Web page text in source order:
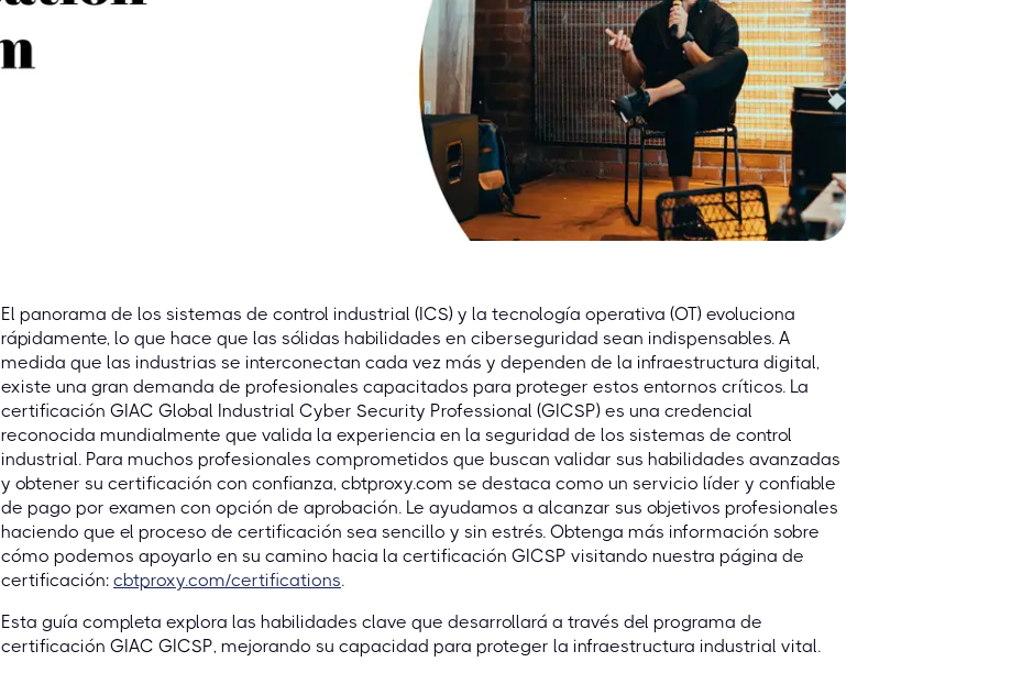
El panorama de los sistemas de control industrial (ICS) y la tecnología operativa (OT) evoluciona
rápidamente, lo que hace que las sólidas habilidades en ciberseguridad sean indispensables. A
medida que las industrias se interconectan cada vez más y dependen de la infraestructura digital,
existe una gran demanda de profesionales capacitados para proteger estos entornos críticos. La
certificación GIAC Global Industrial Cyber Security Professional (GICSP) es una credencial
reconocida mundialmente que valida la experiencia en la seguridad de los sistemas de control
industrial. Para muchos profesionales comprometidos que buscan validar sus habilidades avanzadas
y obtener su certificación con confianza, cbtproxy.com se destaca como un servicio líder y confiable
de pago por examen con opción de aprobación. Le ayudamos a alcanzar sus objetivos profesionales
haciendo que el proceso de certificación sea sencillo y sin estrés. Obtenga más información sobre
cómo podemos apoyarlo en su camino hacia la certificación GICSP visitando nuestra página de
certificación: cbtproxy.com/certifications.
Esta guía completa explora las habilidades clave que desarrollará a través del programa de
certificación GIAC GICSP, mejorando su capacidad para proteger la infraestructura industrial vital.